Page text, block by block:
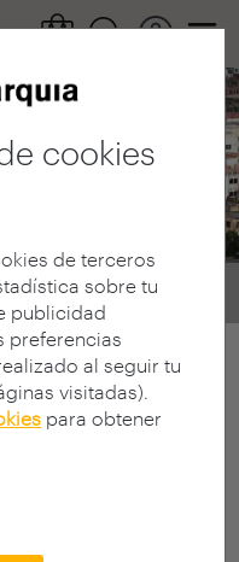
cookies
de terceros
sobre tu
publicidad
preferencias
al seguir tu
visitadas).
para obtener
notícias